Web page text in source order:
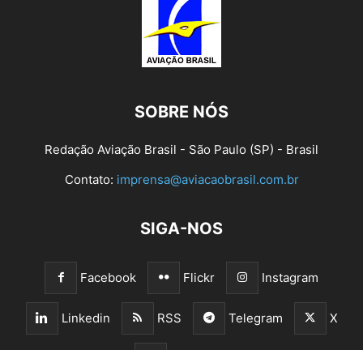
SOBRE NÓS
Redação Aviação Brasil - São Paulo (SP) - Brasil
Contato: imprensa@aviacaobrasil.com.br
SIGA-NOS
Facebook Flickr Instagram
Linkedin RSS Telegram X